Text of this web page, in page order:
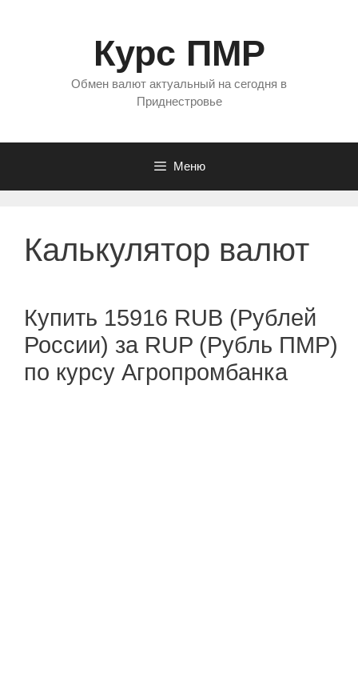
Курс ПМР
Обмен валют актуальный на сегодня в
Приднестровье
Меню
Калькулятор валют
Купить 15916 RUB (Рублей
России) за RUP (Рубль ПМР)
по курсу Агропромбанка